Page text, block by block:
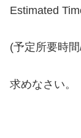
Estimated
(予定所要時
求めなさい。